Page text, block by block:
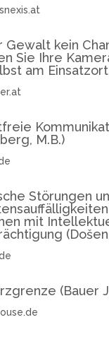
Gewalt kein
Sie Ihre
am
M.B.)
Störungen
mit
(Bauer